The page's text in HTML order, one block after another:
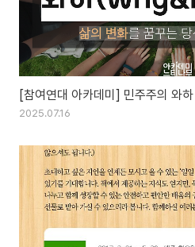
[참여연대 아카데미] 민주주의 와
2025.07.16